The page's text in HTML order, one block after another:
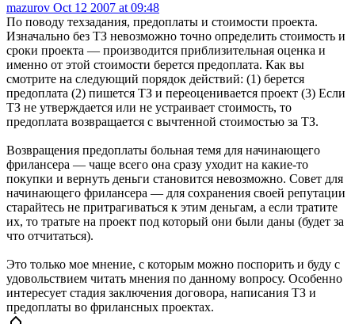
mazurov Oct 12 2007 at 09:48
По поводу техзадания, предоплаты и стоимости проекта.
Изначально без ТЗ невозможно точно определить стоимость и
сроки проекта — производится приблизительная оценка и
именно от этой стоимости берется предоплата. Как вы
смотрите на следующий порядок действий: (1) берется
предоплата (2) пишется ТЗ и переоценивается проект (3) Если
ТЗ не утверждается или не устраивает стоимость, то
предоплата возвращается с вычтенной стоимостью за ТЗ.
Возвращения предоплаты больная темя для начинающего
фрилансера — чаще всего она сразу уходит на какие-то
покупки и вернуть деньги становится невозможно. Совет для
начинающего фрилансера — для сохранения своей репутации
старайтесь не притрагиваться к этим деньгам, а если тратите
их, то тратьте на проект под который они были даны (будет за
что отчитаться).
Это только мое мнение, с которым можно поспорить и буду с
удовольствием читать мнения по данному вопросу. Особенно
интересует стадия заключения договора, написания ТЗ и
предоплаты во фрилансных проектах.